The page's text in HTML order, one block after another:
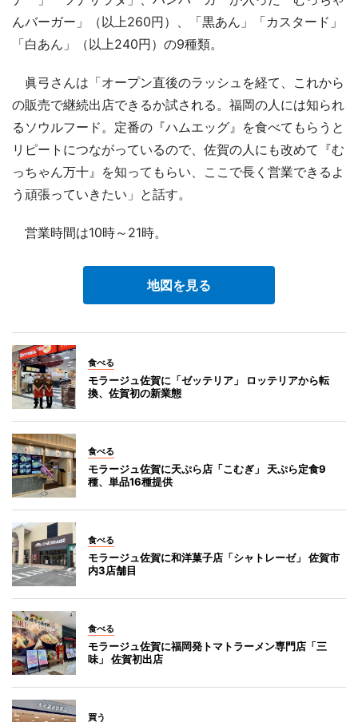
んバーガー」（以上260円）、「黒あん」「カスタード」
「白あん」（以上240円）の9種類。
眞弓さんは「オープン直後のラッシュを経て、これから
の販売で継続出店できるか試される。福岡の人には知られ
るソウルフード。定番の『ハムエッグ』を食べてもらうと
リピートにつながっているので、佐賀の人にも改めて『む
っちゃん万十』を知ってもらい、ここで長く営業できるよ
う頑張っていきたい」と話す。
営業時間は10時～21時。
地図を見る
食べる
モラージュ佐賀に「ゼッテリア」 ロッテリアから転
換、佐賀初の新業態
食べる
モラージュ佐賀に天ぷら店「こむぎ」 天ぷら定食9
種、単品16種提供
食べる
モラージュ佐賀に和洋菓子店「シャトレーゼ」 佐賀市
内3店舗目
食べる
モラージュ佐賀に福岡発トマトラーメン専門店「三
味」 佐賀初出店
買う